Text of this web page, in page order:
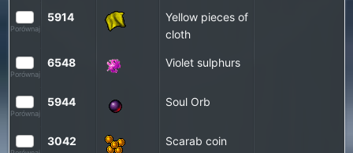
Porównaj
5914
Yellow pieces of
cloth
Porównaj
6548 Violet sulphurs
Porównaj
5944 Soul Orb
3042 Scarab coin